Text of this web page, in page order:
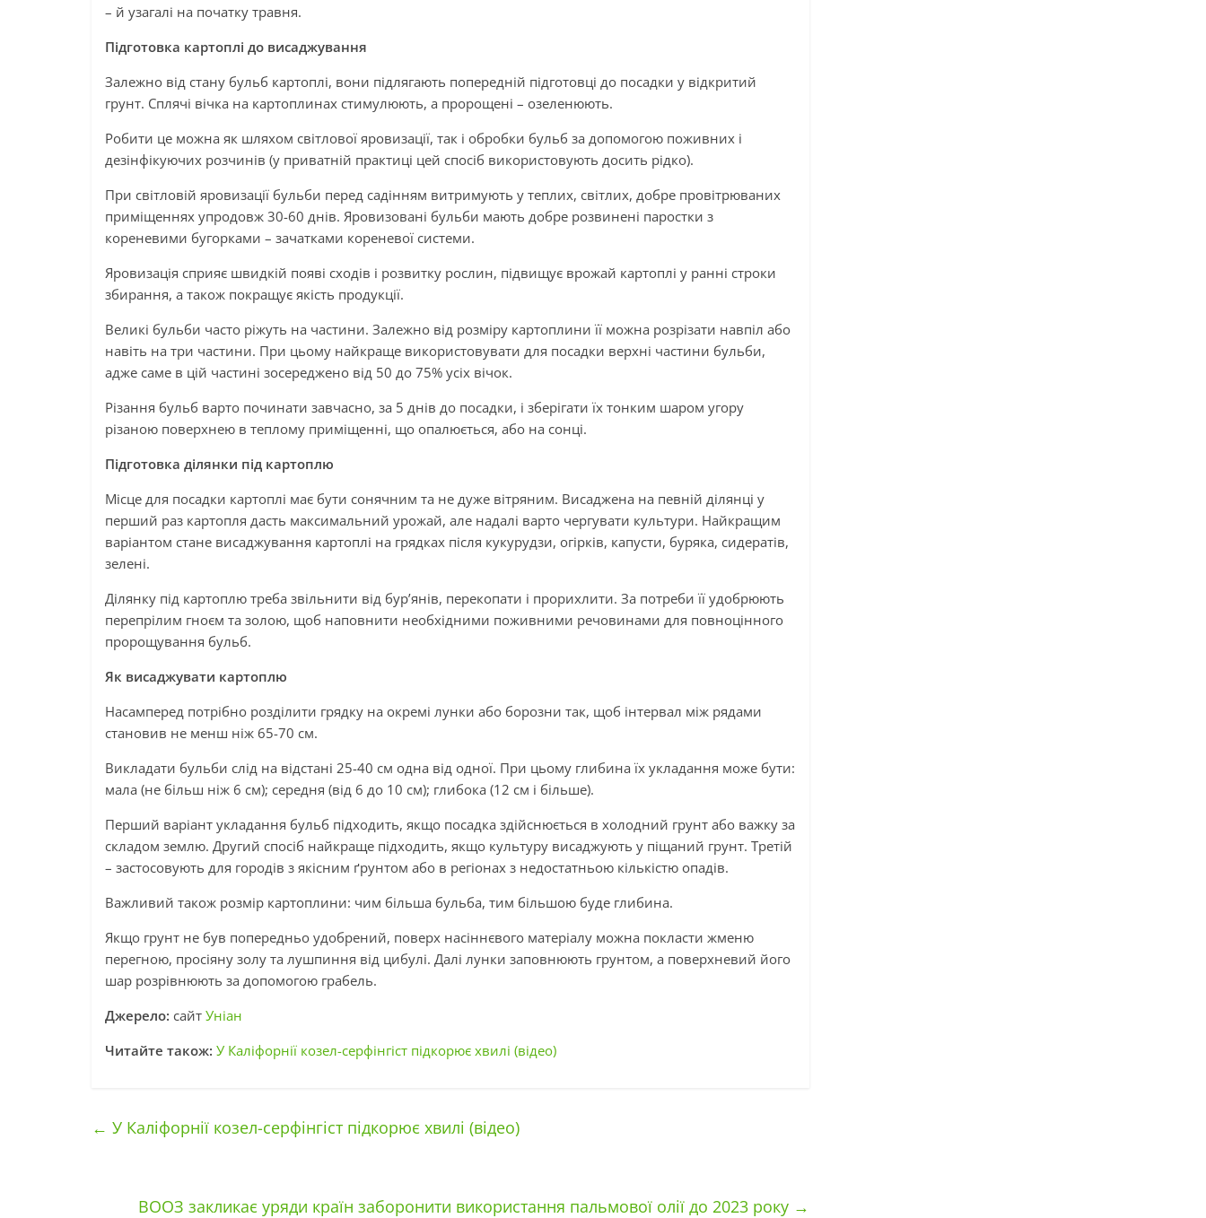
– й узагалі на початку травня.
Підготовка картоплі до висаджування
Залежно від стану бульб картоплі, вони підлягають попередній підготовці до посадки у відкритий
грунт. Сплячі вічка на картоплинах стимулюють, а пророщені – озеленюють.
Робити це можна як шляхом світлової яровизації, так і обробки бульб за допомогою поживних і
дезінфікуючих розчинів (у приватній практиці цей спосіб використовують досить рідко).
При світловій яровизації бульби перед садінням витримують у теплих, світлих, добре провітрюваних
приміщеннях упродовж 30-60 днів. Яровизовані бульби мають добре розвинені паростки з
кореневими бугорками – зачатками кореневої системи.
Яровизація сприяє швидкій появі сходів і розвитку рослин, підвищує врожай картоплі у ранні строки
збирання, а також покращує якість продукції.
Великі бульби часто ріжуть на частини. Залежно від розміру картоплини її можна розрізати навпіл або
навіть на три частини. При цьому найкраще використовувати для посадки верхні частини бульби,
адже саме в цій частині зосереджено від 50 до 75% усіх вічок.
Різання бульб варто починати завчасно, за 5 днів до посадки, і зберігати їх тонким шаром угору
різаною поверхнею в теплому приміщенні, що опалюється, або на сонці.
Підготовка ділянки під картоплю
Місце для посадки картоплі має бути сонячним та не дуже вітряним. Висаджена на певній ділянці у
перший раз картопля дасть максимальний урожай, але надалі варто чергувати культури. Найкращим
варіантом стане висаджування картоплі на грядках після кукурудзи, огірків, капусти, буряка, сидератів,
зелені.
Ділянку під картоплю треба звільнити від бур’янів, перекопати і прорихлити. За потреби її удобрюють
перепрілим гноєм та золою, щоб наповнити необхідними поживними речовинами для повноцінного
пророщування бульб.
Як висаджувати картоплю
Насамперед потрібно розділити грядку на окремі лунки або борозни так, щоб інтервал між рядами
становив не менш ніж 65-70 см.
Викладати бульби слід на відстані 25-40 см одна від одної. При цьому глибина їх укладання може бути:
мала (не більш ніж 6 см); середня (від 6 до 10 см); глибока (12 см і більше).
Перший варіант укладання бульб підходить, якщо посадка здійснюється в холодний грунт або важку за
складом землю. Другий спосіб найкраще підходить, якщо культуру висаджують у піщаний грунт. Третій
– застосовують для городів з якісним ґрунтом або в регіонах з недостатньою кількістю опадів.
Важливий також розмір картоплини: чим більша бульба, тим більшою буде глибина.
Якщо грунт не був попередньо удобрений, поверх насіннєвого матеріалу можна покласти жменю
перегною, просіяну золу та лушпиння від цибулі. Далі лунки заповнюють грунтом, а поверхневий його
шар розрівнюють за допомогою грабель.
Джерело: сайт Уніан
Читайте також: У Каліфорнії козел-серфінгіст підкорює хвилі (відео)
← У Каліфорнії козел-серфінгіст підкорює хвилі (відео)
ВООЗ закликає уряди країн заборонити використання пальмової олії до 2023 року →